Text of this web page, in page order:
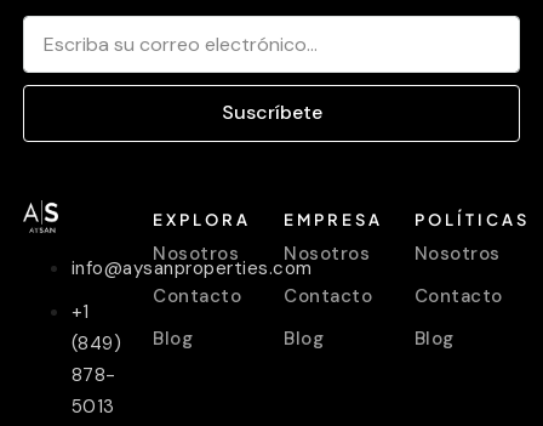
Suscríbete
info@aysanproperties.com
+1
(849)
878-
5013
EXPLORA
Nosotros
Contacto
Blog
EMPRESA
Nosotros
Contacto
Blog
POLÍTICAS
Nosotros
Contacto
Blog